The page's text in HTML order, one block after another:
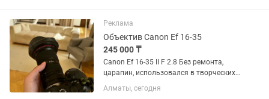
Реклама
Объектив Canon Ef 16-35
245 000 ₸
Canon Ef 16-35 II F 2.8 Без ремонта,
царапин, использовался в творческих
целях, в банкетах не был. Состояние
10/10. Торг минимальный. Продаю так
Алматы, сегодня